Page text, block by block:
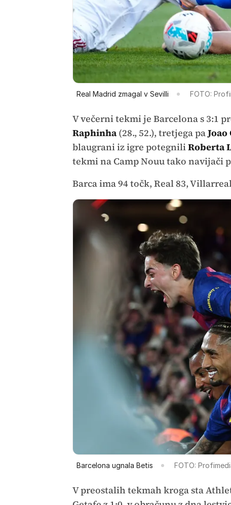
Real Madrid zmagal v Sevilli FOTO:
V večerni tekmi je Barcelona s 3:1
Raphinha (28., 52.), tretjega paJoao
blaugrani iz igre potegniliRoberta
tekmi na Camp Nouu tako navijači
Barca ima 94 točk, Real 83,
Barcelona ugnala Betis FOTO:
V preostalih tekmah kroga sta